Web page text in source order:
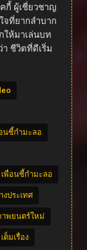
กี้ ผู้เชี่ยวชาญ
ที่ยากลำบาก
ให้มาเล่นบท
ชีวิตที่ดีเริ่ม
นซี้กำมะลอ
พื่อนซี้กำมะลอ
งประเทศ
พยนตร์ใหม่
เต็มเรื่อง